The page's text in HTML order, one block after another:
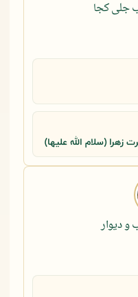
جلی کجا
زهرا (سلام الله علیها)
و دیوار